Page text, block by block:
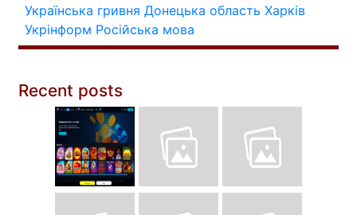
Українська гривня Донецька область Харків
Укрінформ Російська мова
Recent posts